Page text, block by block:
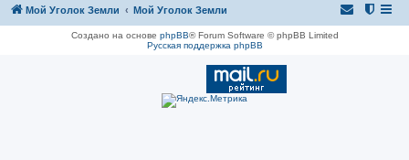
Мой Уголок Земли Мой Уголок Земли
Создано на основе phpBB® Forum Software © phpBB Limited
Русская поддержка phpBB